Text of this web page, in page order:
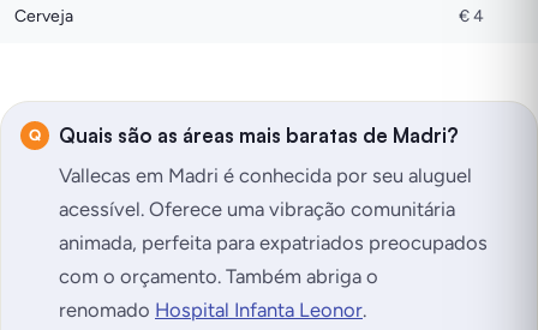
Cerveja € 4
Quais são as áreas mais baratas de Madri?
Vallecas em Madri é conhecida por seu aluguel
acessível. Oferece uma vibração comunitária
animada, perfeita para expatriados preocupados
com o orçamento. Também abriga o
renomado Hospital Infanta Leonor.